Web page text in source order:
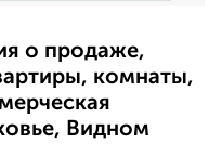
о продаже,
комнаты,
Видном